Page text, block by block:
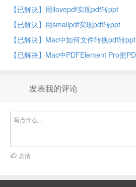
【已解决】用ilovepdf实现pdf转ppt
【已解决】用smallpdf实现pdf转ppt
【已解决】Mac中如何文件转换pdf转ppt
发表我的评论
表情